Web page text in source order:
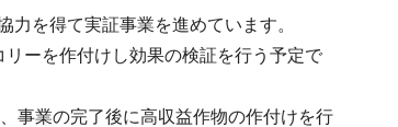
を得て実証事業を進めています。
ーを作付けし効果の検証を行う予定で
事業の完了後に高収益作物の作付けを行